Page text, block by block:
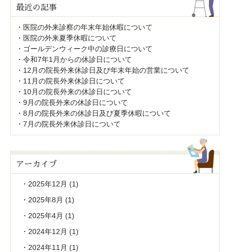
最近の記事
医院の外来診察の年末年始休暇について
医院の外来夏季休暇について
ゴールデンウィーク中の診療日について
令和7年1月からの休診日について
12月の院長外来休診日及び年末年始の営業について
11月の院長外来休診日について
10月の院長外来の休診日について
9月の院長外来の休診日について
8月の院長外来の休診日及び夏季休暇について
7月の院長外来休診日について
アーカイブ
2025年12月 (1)
2025年8月 (1)
2025年4月 (1)
2024年12月 (1)
2024年11月 (1)